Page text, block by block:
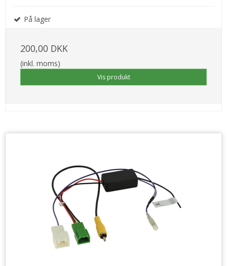
På lager
200,00 DKK
(inkl. moms)
Vis produkt